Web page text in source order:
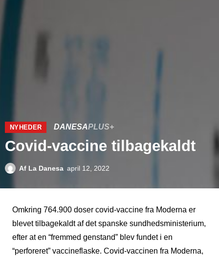
NYHEDER DANESAPLUS+
Covid-vaccine tilbagekaldt
Af La Danesa april 12, 2022
Omkring 764.900 doser covid-vaccine fra Moderna er
blevet tilbagekaldt af det spanske sundhedsministerium,
efter at en “fremmed genstand” blev fundet i en
“perforeret” vaccineflaske. Covid-vaccinen fra Moderna,